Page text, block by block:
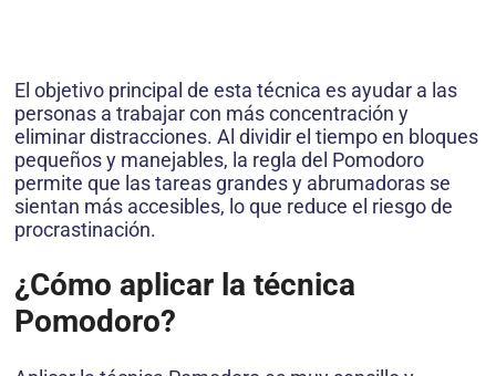
El objetivo principal de esta técnica es ayudar a las
personas a trabajar con más concentración y
eliminar distracciones. Al dividir el tiempo en bloques
pequeños y manejables, la regla del Pomodoro
permite que las tareas grandes y abrumadoras se
sientan más accesibles, lo que reduce el riesgo de
procrastinación.
¿Cómo aplicar la técnica
Pomodoro?